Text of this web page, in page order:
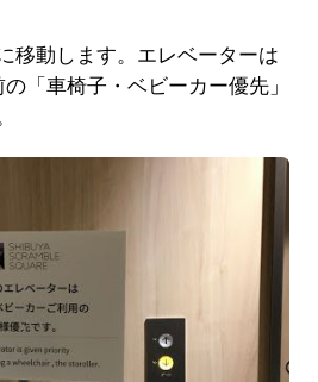
移動します。エレベーターは
「車椅子・ベビーカー優先」